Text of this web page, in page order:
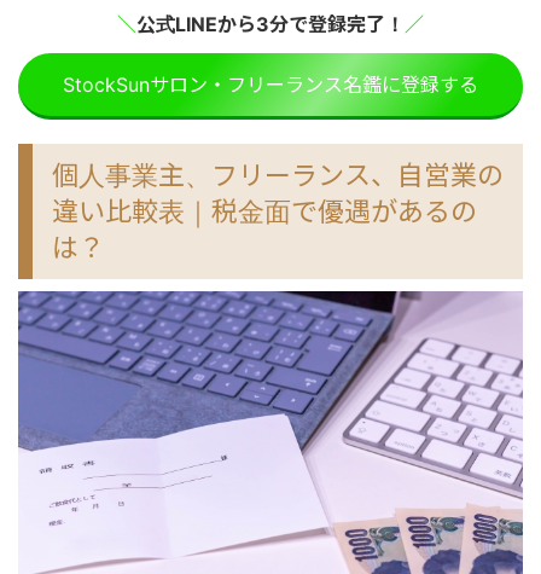
＼公式LINEから3分で登録完了！ ／
StockSunサロン・フリーランス名鑑に登録する
個人事業主、フリーランス、自営業の
違い比較表｜税金面で優遇があるの
は？